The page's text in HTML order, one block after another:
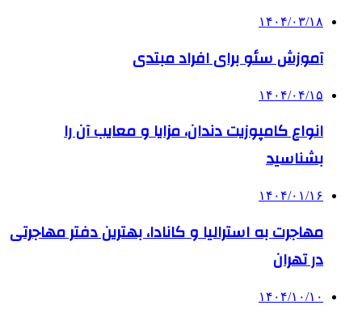
۱۴۰۴/۰۳/۱۸
آموزش سئو برای افراد مبتدی
۱۴۰۴/۰۴/۱۵
انواع کامپوزیت دندان، مزایا و معایب آن را
بشناسید
۱۴۰۴/۰۱/۱۶
مهاجرت به استرالیا و کانادا، بهترین دفتر مهاجرتی
در تهران
۱۴۰۴/۱۰/۱۰